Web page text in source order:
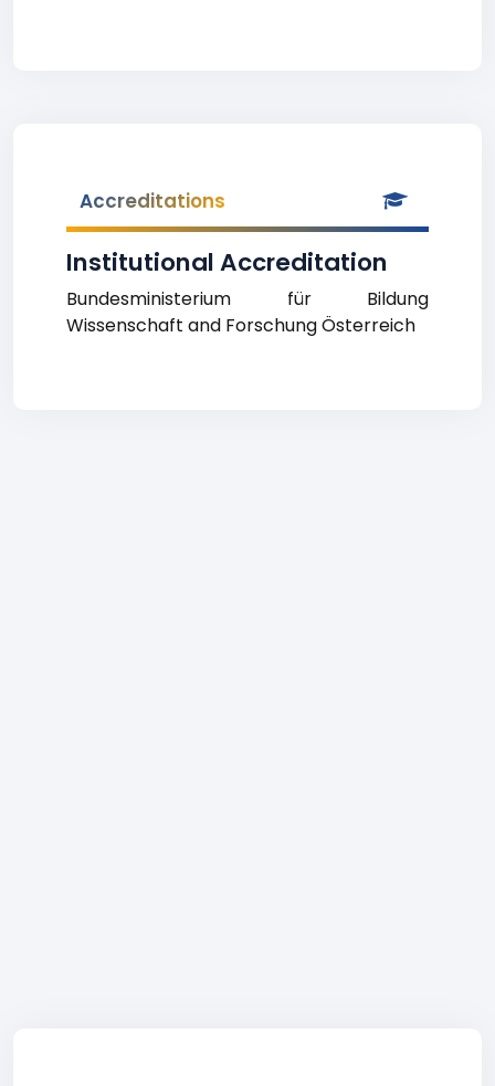
Accreditations
Institutional Accreditation
Bundesministerium für Bildung
Wissenschaft and Forschung Österreich